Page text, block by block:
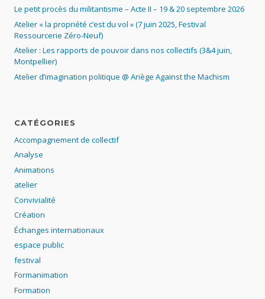
Le petit procès du militantisme – Acte II – 19 & 20 septembre 2026
Atelier « la propriété c’est du vol » (7 juin 2025, Festival
Ressourcerie Zéro-Neuf)
Atelier : Les rapports de pouvoir dans nos collectifs (3&4 juin,
Montpellier)
Atelier d’imagination politique @ Ariège Against the Machism
CATÉGORIES
Accompagnement de collectif
Analyse
Animations
atelier
Convivialité
Création
Échanges internationaux
espace public
festival
Formanimation
Formation